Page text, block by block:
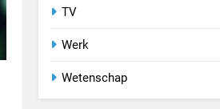
TV
Werk
Wetenschap